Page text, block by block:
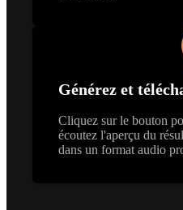
Générez et
Cliquez sur le bouton
écoutez l'aperçu du
dans un format audio